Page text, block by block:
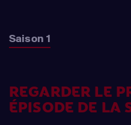
Saison 1
REGARDER LE
ÉPISODE DE LA